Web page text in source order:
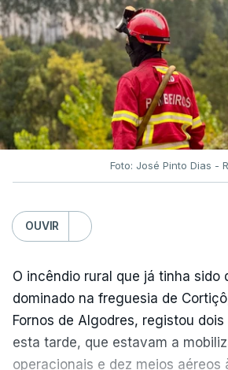
O Chega considerou "de uma
decisão do Presidente da
o Tribunal Constitucional o
de estrangeiros, sustentando
irresponsabilidade".
Na sexta-feira, a Presidência da
Tribunal Constitucional a
detenção e retorno de
votos a favor de PSD, IL e CDS-
do Chega.
Na nota que acompanha esta
Foto: José Pinto Dias -
OUVIR
O incêndio rural que já tinha sido
dominado na freguesia de
Fornos de Algodres, registou
esta tarde, que estavam a
operacionais e dez meios aéreos